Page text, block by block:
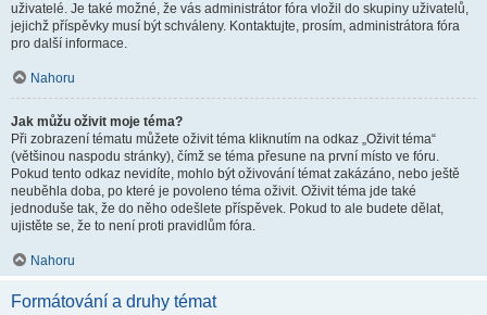
uživatelé. Je také možné, že vás administrátor fóra vložil do skupiny uživatelů,
jejichž příspěvky musí být schváleny. Kontaktujte, prosím, administrátora fóra
pro další informace.
Nahoru
Jak můžu oživit moje téma?
Při zobrazení tématu můžete oživit téma kliknutím na odkaz „Oživit téma“
(většinou naspodu stránky), čímž se téma přesune na první místo ve fóru.
Pokud tento odkaz nevidíte, mohlo být oživování témat zakázáno, nebo ještě
neuběhla doba, po které je povoleno téma oživit. Oživit téma jde také
jednoduše tak, že do něho odešlete příspěvek. Pokud to ale budete dělat,
ujistěte se, že to není proti pravidlům fóra.
Nahoru
Formátování a druhy témat